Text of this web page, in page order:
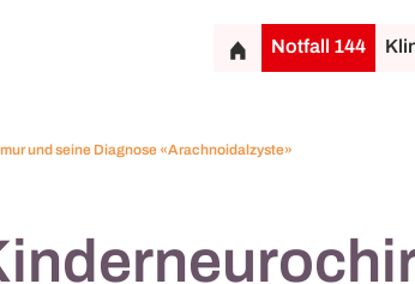
Notfall 144
und seine Diagnose «Arachnoidalzyste»